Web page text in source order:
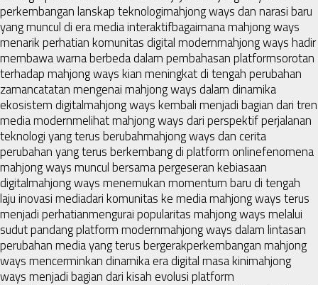
perkembangan lanskap teknologimahjong ways dan narasi baru
yang muncul di era media interaktifbagaimana mahjong ways
menarik perhatian komunitas digital modernmahjong ways hadir
membawa warna berbeda dalam pembahasan platformsorotan
terhadap mahjong ways kian meningkat di tengah perubahan
zamancatatan mengenai mahjong ways dalam dinamika
ekosistem digitalmahjong ways kembali menjadi bagian dari tren
media modernmelihat mahjong ways dari perspektif perjalanan
teknologi yang terus berubahmahjong ways dan cerita
perubahan yang terus berkembang di platform onlinefenomena
mahjong ways muncul bersama pergeseran kebiasaan
digitalmahjong ways menemukan momentum baru di tengah
laju inovasi mediadari komunitas ke media mahjong ways terus
menjadi perhatianmengurai popularitas mahjong ways melalui
sudut pandang platform modernmahjong ways dalam lintasan
perubahan media yang terus bergerakperkembangan mahjong
ways mencerminkan dinamika era digital masa kinimahjong
ways menjadi bagian dari kisah evolusi platform